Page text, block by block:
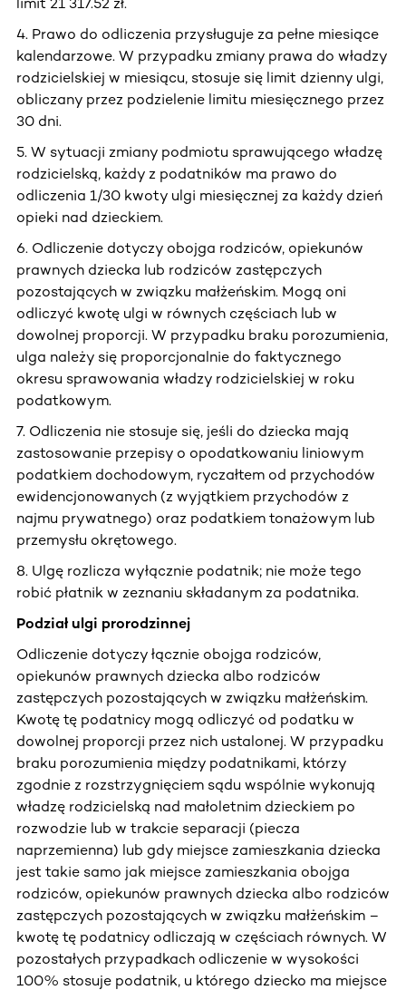
4. Prawo do odliczenia przysługuje za pełne miesiące
kalendarzowe. W przypadku zmiany prawa do władzy
rodzicielskiej w miesiącu, stosuje się limit dzienny ulgi,
obliczany przez podzielenie limitu miesięcznego przez
30 dni.
5. W sytuacji zmiany podmiotu sprawującego władzę
rodzicielską, każdy z podatników ma prawo do
odliczenia 1/30 kwoty ulgi miesięcznej za każdy dzień
opieki nad dzieckiem.
6. Odliczenie dotyczy obojga rodziców, opiekunów
prawnych dziecka lub rodziców zastępczych
pozostających w związku małżeńskim. Mogą oni
odliczyć kwotę ulgi w równych częściach lub w
dowolnej proporcji. W przypadku braku porozumienia,
ulga należy się proporcjonalnie do faktycznego
okresu sprawowania władzy rodzicielskiej w roku
podatkowym.
7. Odliczenia nie stosuje się, jeśli do dziecka mają
zastosowanie przepisy o opodatkowaniu liniowym
podatkiem dochodowym, ryczałtem od przychodów
ewidencjonowanych (z wyjątkiem przychodów z
najmu prywatnego) oraz podatkiem tonażowym lub
przemysłu okrętowego.
8. Ulgę rozlicza wyłącznie podatnik; nie może tego
robić płatnik w zeznaniu składanym za podatnika.
Podział ulgi prorodzinnej
Odliczenie dotyczy łącznie obojga rodziców,
opiekunów prawnych dziecka albo rodziców
zastępczych pozostających w związku małżeńskim.
Kwotę tę podatnicy mogą odliczyć od podatku w
dowolnej proporcji przez nich ustalonej. W przypadku
braku porozumienia między podatnikami, którzy
zgodnie z rozstrzygnięciem sądu wspólnie wykonują
władzę rodzicielską nad małoletnim dzieckiem po
rozwodzie lub w trakcie separacji (piecza
naprzemienna) lub gdy miejsce zamieszkania dziecka
jest takie samo jak miejsce zamieszkania obojga
rodziców, opiekunów prawnych dziecka albo rodziców
zastępczych pozostających w związku małżeńskim –
kwotę tę podatnicy odliczają w częściach równych. W
pozostałych przypadkach odliczenie w wysokości
100% stosuje podatnik, u którego dziecko ma miejsce